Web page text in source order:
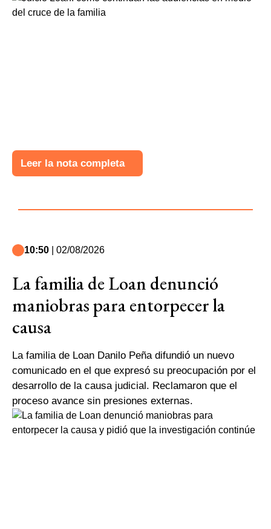
Leer la nota completa
10:50 | 02/08/2026
La familia de Loan denunció
maniobras para entorpecer la
causa
La familia de Loan Danilo Peña difundió un nuevo
comunicado en el que expresó su preocupación por el
desarrollo de la causa judicial. Reclamaron que el
proceso avance sin presiones externas.